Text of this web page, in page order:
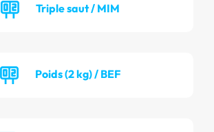
Triple saut / MIM
Poids (2 kg) / BEF